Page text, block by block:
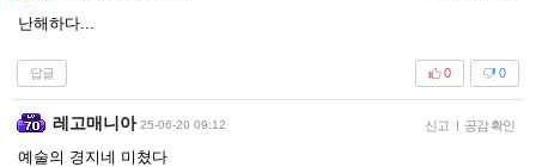
난해하다...
답글 0
0
레고매니아 25-06-20 09:12 신고 | 공감 확인
예술의 경지네 미쳤다